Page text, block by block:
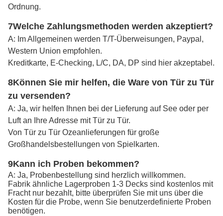
Ordnung.
7Welche Zahlungsmethoden werden akzeptiert?
A: Im Allgemeinen werden T/T-Überweisungen, Paypal,
Western Union empfohlen.
Kreditkarte, E-Checking, L/C, DA, DP sind hier akzeptabel.
8Können Sie mir helfen, die Ware von Tür zu Tür
zu versenden?
A: Ja, wir helfen Ihnen bei der Lieferung auf See oder per
Luft an Ihre Adresse mit Tür zu Tür.
Von Tür zu Tür Ozeanlieferungen für große
Großhandelsbestellungen von Spielkarten.
9Kann ich Proben bekommen?
A: Ja, Probenbestellung sind herzlich willkommen.
Fabrik ähnliche Lagerproben 1-3 Decks sind kostenlos mit
Fracht nur bezahlt, bitte überprüfen Sie mit uns über die
Kosten für die Probe, wenn Sie benutzerdefinierte Proben
benötigen.